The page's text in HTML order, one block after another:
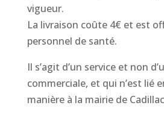
vigueur.
La livraison coûte 4€ et est
personnel de santé.
Il s’agit d’un service et non
commerciale, et qui n’est lié
manière à la mairie de